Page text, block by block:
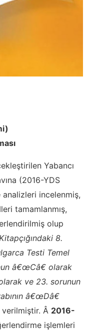
Yabancı
(2016-YDS
incelenmiş,
tamamlanmış,
olup
8.
Testi Temel
â€œCâ€ olarak
ve 23. sorunun
â€œDâ€
verilmiştir. Â 2016-
işlemleri